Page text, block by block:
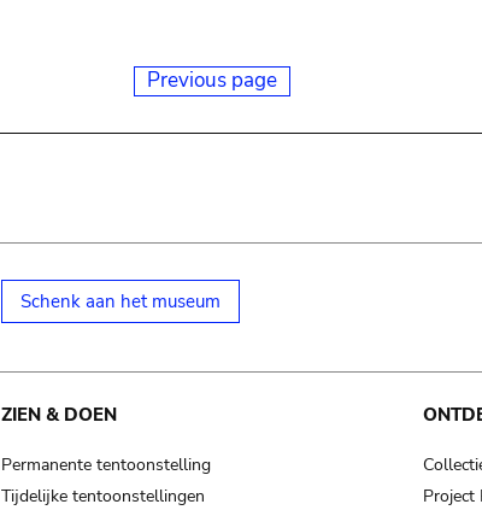
Previous page
Schenk aan het museum
ZIEN & DOEN
Permanente tentoonstelling
Tijdelijke tentoonstellingen
Project